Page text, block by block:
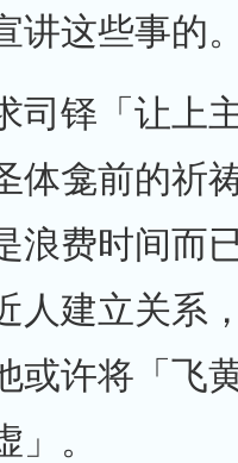
讲这些事的
司铎「让上
体龛前的祈
浪费时间而
人建立关系
或许将「飞
。